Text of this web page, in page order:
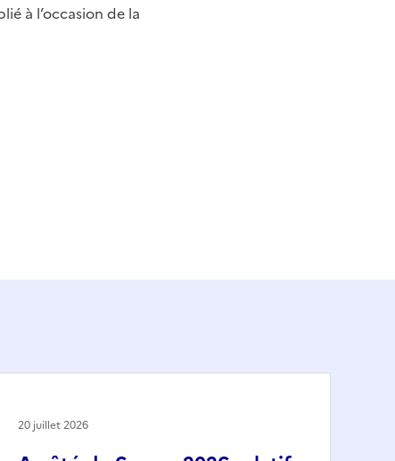
à l’occasion de la
20 juillet 2026